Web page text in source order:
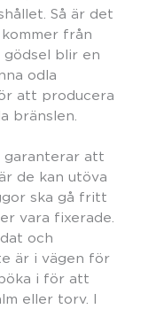
Så är det
från
gödsel blir en
odla
att producera
bränslen.
garanterar att
de kan utöva
ska gå fritt
vara fixerade.
och
är i vägen för
i för att
eller torv. I